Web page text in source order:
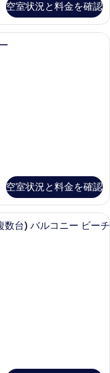
空室状況と料金を確認
ド スタジオスイート シービ
空室状況と料金を確認
ド スタジオスイート ベッド (
数台) バルコニー ビーチ